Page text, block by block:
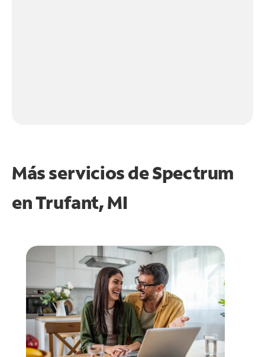
Más servicios de Spectrum
enTrufant, MI